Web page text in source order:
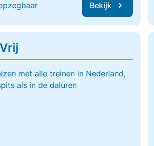
Bekijk
met alle treinen in Nederland,
als in de daluren